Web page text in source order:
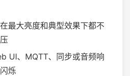
最大亮度和典型效果下都不
UI、MQTT、同步或音频响
烁